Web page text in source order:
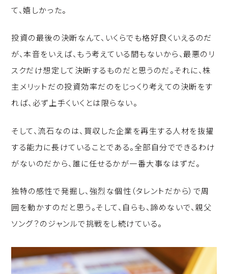
て、嬉しかった。
投資の最後の決断なんて、いくらでも格好良くいえるのだ
が、本音をいえば、もう考えている間もないから、最悪のリ
スクだけ想定して決断するものだと思うのだ。それに、株
主メリットだの投資効率だのをじっくり考えての決断をす
れば、必ず上手くいくとは限らない。
そして、流石なのは、買収した企業を再生する人材を抜擢
する能力に長けていることである。全部自分でできるわけ
がないのだから、誰に任せるかが一番大事なはずだ。
独特の感性で発掘し、強烈な個性（タレントだから）で周
囲を動かすのだと思う。そして、自らも、諦めないで、親父
ソング？のジャンルで挑戦をし続けている。